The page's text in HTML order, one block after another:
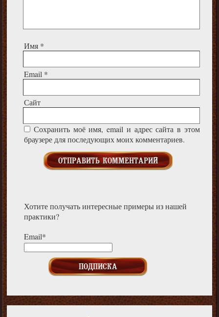
Имя *
Email *
Сайт
Сохранить моё имя, email и адрес сайта в этом
браузере для последующих моих комментариев.
Хотите получать интересные примеры из нашей
практики?
Email*